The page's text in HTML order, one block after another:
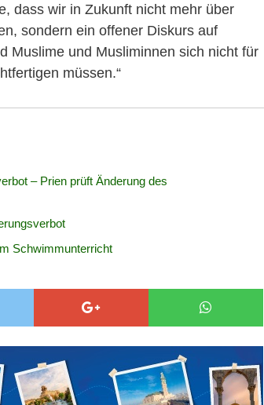
dass wir in Zukunft nicht mehr über
sondern ein offener Diskurs auf
Muslime und Musliminnen sich nicht für
müssen.“
– Prien prüft Änderung des
Schwimmunterricht